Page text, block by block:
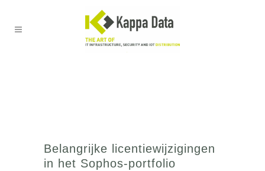
Belangrijke licentiewijzigingen
in het Sophos-portfolio